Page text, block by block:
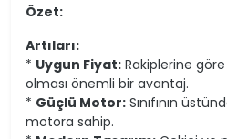
Özet:
Artıları:
* Uygun Fiyat: Rakiplerine
olması önemli bir avantaj.
* Güçlü Motor: Sınıfının
motora sahip.